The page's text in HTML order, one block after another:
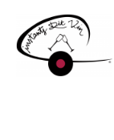
contenu